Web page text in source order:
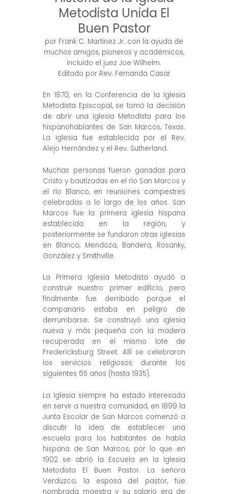
Metodista Unida El
Buen Pastor
por Frank C. Martinez Jr. con la ayuda de
muchos amigos, pioneros y académicos,
incluido el juez Joe Wilhelm.
Editado por Rev. Fernanda Casar
En 1870, en la Conferencia de la Iglesia
Metodista Episcopal, se tomó la decisión
de abrir una Iglesia Metodista para los
hispanohablantes de San Marcos, Texas.
La iglesia fue establecida por el Rev.
Alejo Hernández y el Rev. Sutherland.
Muchas personas fueron ganadas para
Cristo y bautizadas en el río San Marcos y
el río Blanco, en reuniones campestres
celebradas a lo largo de los años. San
Marcos fue la primera iglesia hispana
establecida en la región, y
posteriormente se fundaron otras iglesias
en Blanco, Mendoza, Bandera, Rosanky,
González y Smithville.
La Primera Iglesia Metodista ayudó a
construir nuestro primer edificio, pero
finalmente fue derribado porque el
campanario estaba en peligro de
derrumbarse. Se construyó una iglesia
nueva y más pequeña con la madera
recuperada en el mismo lote de
Fredericksburg Street. Allí se celebraron
los servicios religiosos durante los
siguientes 65 años (hasta 1935).
La Iglesia siempre ha estado interesada
en servir a nuestra comunidad, en 1899 la
Junta Escolar de San Marcos comenzó a
discutir la idea de establecer una
escuela para los habitantes de habla
hispana de San Marcos, por lo que en
1902 se abrió la Escuela en la Iglesia
Metodista El Buen Pastor. La señora
Verduzco, la esposa del pastor, fue
nombrada maestra y su salario era de